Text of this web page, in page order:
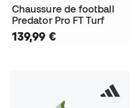
Chaussure de football
Predator Pro FT Turf
139,99 €